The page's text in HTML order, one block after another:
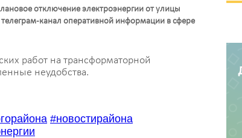
отключение электроэнергии от улицы
канал оперативной информации в сфере
работ на трансформаторной
неудобства.
#новостирайона